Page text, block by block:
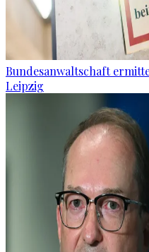
Bundesanwaltschaft
Leipzig